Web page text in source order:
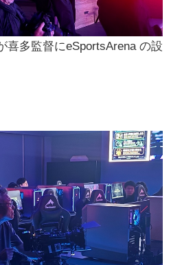
喜多監督にeSportsArena の設